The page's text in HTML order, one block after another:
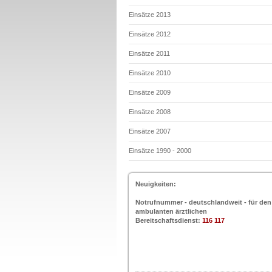
Einsätze 2013
Einsätze 2012
Einsätze 2011
Einsätze 2010
Einsätze 2009
Einsätze 2008
Einsätze 2007
Einsätze 1990 - 2000
Neuigkeiten:
Notrufnummer - deutschlandweit - für den
ambulanten ärztlichen
Bereitschaftsdienst: 116 117